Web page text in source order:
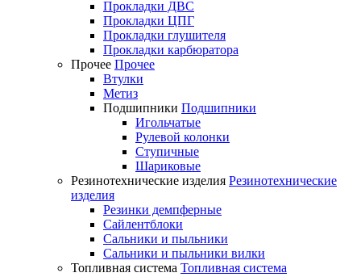
Прокладки ДВС
Прокладки ЦПГ
Прокладки глушителя
Прокладки карбюратора
Прочее Прочее
Втулки
Метиз
Подшипники Подшипники
Игольчатые
Рулевой колонки
Ступичные
Шариковые
Резинотехнические изделия Резинотехнические
изделия
Резинки демпферные
Сайлентблоки
Сальники и пыльники
Сальники и пыльники вилки
Топливная система Топливная система